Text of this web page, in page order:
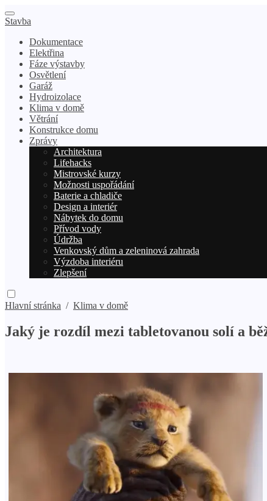
Stavba
Dokumentace
Elektřina
Fáze výstavby
Osvětlení
Garáž
Hydroizolace
Klima v domě
Větrání
Konstrukce domu
Zprávy
Architektura
Lifehacks
Mistrovské kurzy
Možnosti uspořádání
Baterie a chladiče
Design a interiér
Nábytek do domu
Přívod vody
Údržba
Venkovský dům a zeleninová zahrada
Výzdoba interiéru
Zlepšení
Hlavní stránka / Klima v domě
Jaký je rozdíl mezi tabletovanou solí a